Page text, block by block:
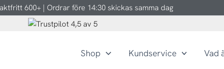
600+ | Ordrar före 14:30 skickas samma dag
Shop Kundservice Vad